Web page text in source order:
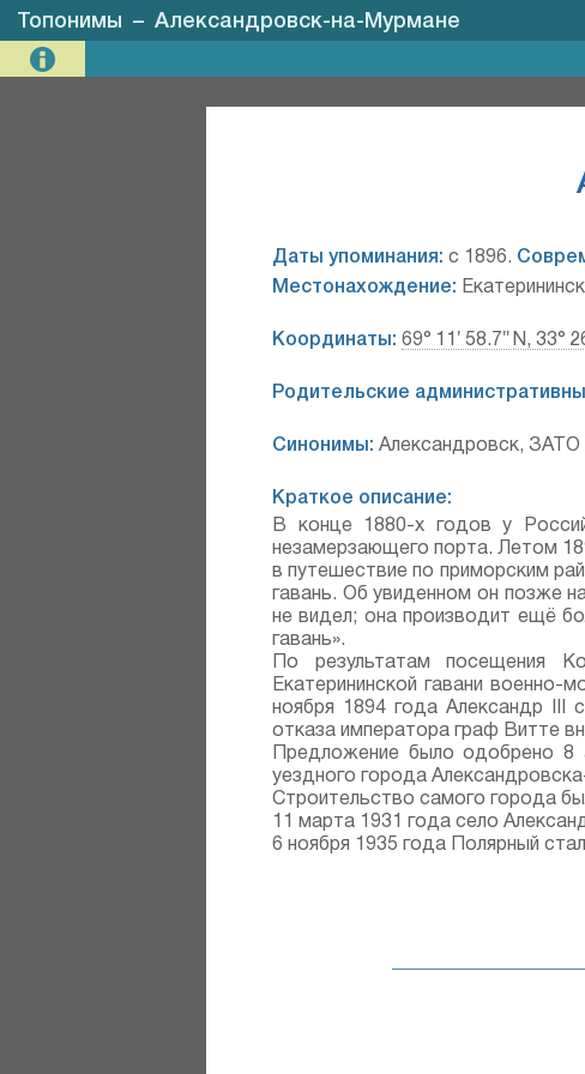
Топонимы – Александровск-на-Мурмане
Даты упоминания: с 1896.
Местонахождение:
Координаты: 69° 11′ 58.7″ N, 33°
Родительские
Синонимы: Александровск, ЗАТО
Краткое описание:
В конце 1880-х годов у
незамерзающего порта. Летом
в путешествие по приморским
гавань. Об увиденном он позже
не видел; она производит ещё
гавань».
По результатам посещения
Екатерининской гавани военно-
ноября 1894 года Александр III
отказа императора граф Витте
Предложение было одобрено 8
уездного города
Строительство самого города
11 марта 1931 года село
6 ноября 1935 года Полярный